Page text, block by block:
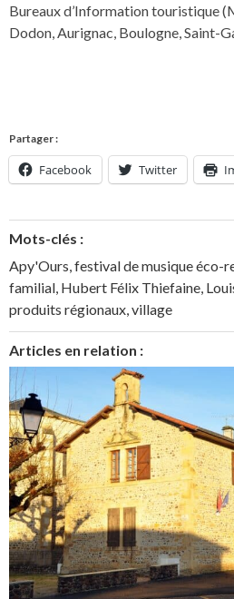
Bureaux d’Information touristique
Dodon, Aurignac, Boulogne, Saint-
Partager :
Facebook Twitter
Mots-clés :
Apy'Ours,festival de musique éco-
familial, Hubert Félix Thiefaine,
produits régionaux,village
Articles en relation :